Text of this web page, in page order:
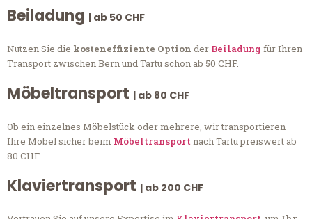
Beiladung | ab 50 CHF
Nutzen Sie die kosteneffiziente Option der Beiladung für Ihren
Transport zwischen Bern und Tartu schon ab 50 CHF.
Möbeltransport | ab 80 CHF
Ob ein einzelnes Möbelstück oder mehrere, wir transportieren
Ihre Möbel sicher beim Möbeltransportnach Tartu preiswert ab
80 CHF.
Klaviertransport | ab 200 CHF